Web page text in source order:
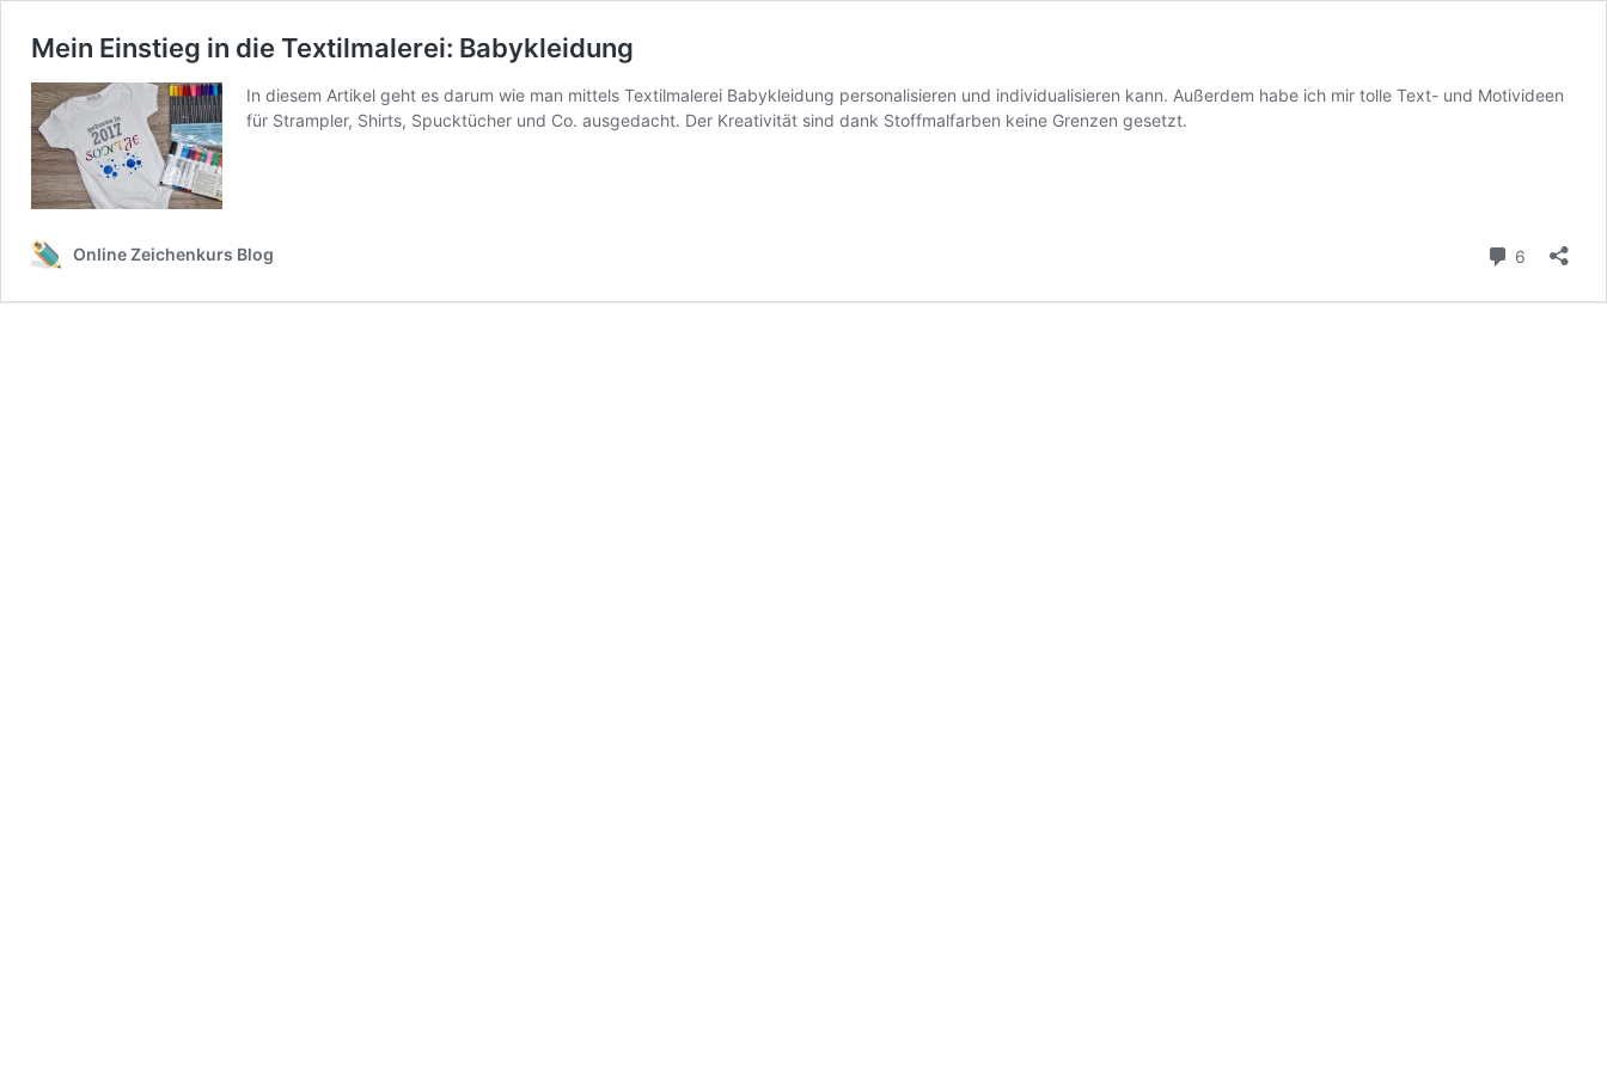
Mein Einstieg in die Textilmalerei: Babykleidung
In diesem Artikel geht es darum wie man mittels Textilmalerei Babykleidung personalisieren und individualisieren kann. Außerdem habe ich mir tolle Text- und Motivideen
für Strampler, Shirts, Spucktücher und Co. ausgedacht. Der Kreativität sind dank Stoffmalfarben keine Grenzen gesetzt.
Online Zeichenkurs Blog 6